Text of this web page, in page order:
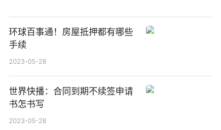
环球百事通！房屋抵押都有哪些
手续
2023-05-28
世界快播：合同到期不续签申请
书怎书写
2023-05-28